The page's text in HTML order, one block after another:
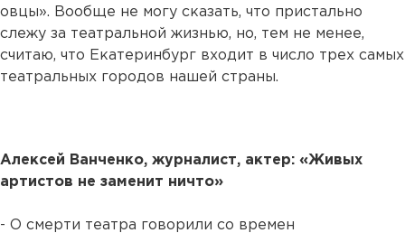
овцы». Вообще не могу сказать, что пристально
слежу за театральной жизнью, но, тем не менее,
считаю, что Екатеринбург входит в число трех самых
театральных городов нашей страны.
Алексей Ванченко, журналист, актер: «Живых
артистов не заменит ничто»
- О смерти театра говорили со времен